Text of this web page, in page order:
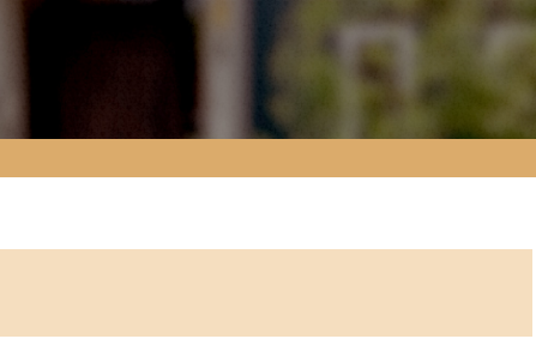
膿皮症・脂漏症
脱毛症・アロペシアXスキンケア療法